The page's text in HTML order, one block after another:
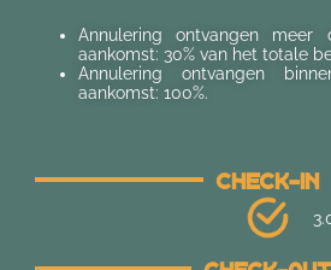
Annulering ontvangen
aankomst: 30% van het totale
Annulering ontvangen
aankomst: 100%.
Check-In